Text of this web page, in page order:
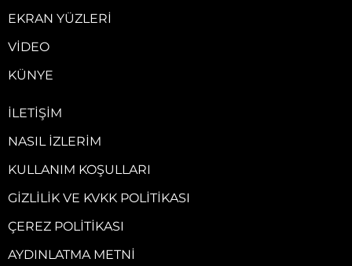
EKRAN YÜZLERI
VIDEO
KÜNYE
İLETIŞIM
NASIL İZLERIM
KULLANIM KOŞULLARI
GIZLILIK VE KVKK POLITIKASI
ÇEREZ POLITIKASI
AYDINLATMA METNI